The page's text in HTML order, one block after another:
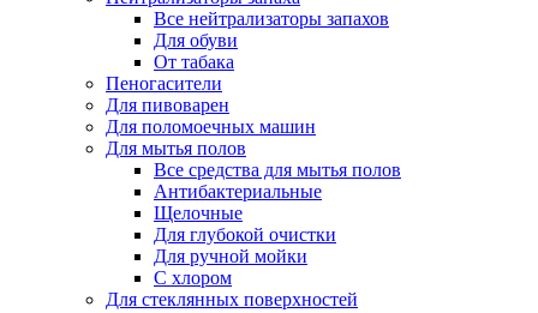
Все нейтрализаторы запахов
Для обуви
От табака
Пеногасители
Для пивоварен
Для поломоечных машин
Для мытья полов
Все средства для мытья полов
Антибактериальные
Щелочные
Для глубокой очистки
Для ручной мойки
С хлором
Для стеклянных поверхностей